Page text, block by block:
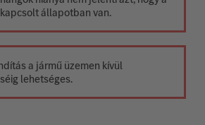
állapotban van.
a jármű üzemen kívül
lehetséges.